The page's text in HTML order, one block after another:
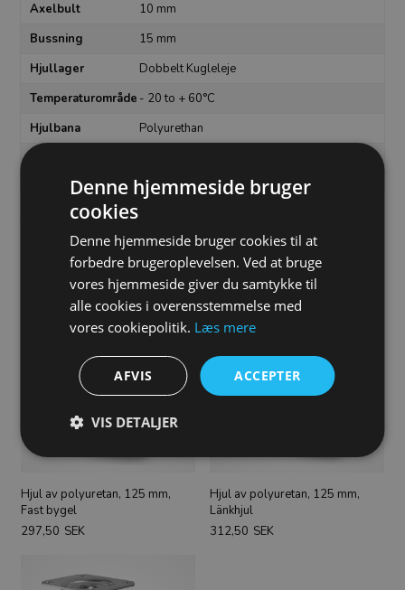
Axelbult
10 mm
Bussning
15 mm
Hjullager
Dobbelt Kugleleje
Temperaturområde - 20 to + 60°C
Hjulbana
Polyurethan
diameter
Artikelnummer:1-125AAU5D0N
Liknande produkter
Hjul av polyuretan, 125 mm,
Fast bygel
297,50 SEK
Hjul av polyuretan, 125 mm,
Länkhjul
312,50 SEK
Denne hjemmeside bruger
cookies
Denne hjemmeside bruger cookies til at
forbedre brugeroplevelsen. Ved at bruge
vores hjemmeside giver du samtykke til
alle cookies i overensstemmelse med
vores cookiepolitik. Læs mere
ACCEPTER
AFVIS
VIS DETALJER